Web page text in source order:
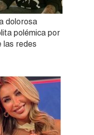
dolorosa
polémica por
las redes